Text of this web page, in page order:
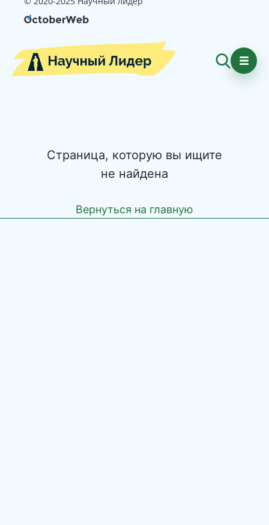
Страница, которую вы ищите
не найдена
Вернуться на главную